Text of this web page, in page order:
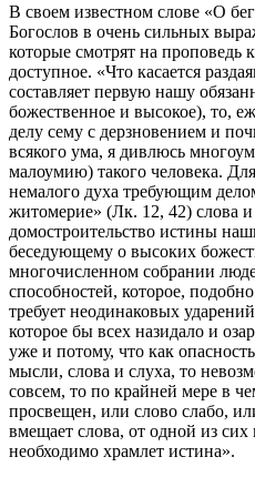
В своем известном слове «О
Богослов в очень сильных
которые смотрят на проповедь
доступное. «Что касается
составляет первую нашу
божественное и высокое), то,
делу сему с дерзновением и
всякого ума, я дивлюсь
малоумию) такого человека.
немалого духа требующим
житомерие» (Лк. 12, 42) слова
домостроительство истины
беседующему о высоких
многочисленном собрании
способностей, которое,
требует неодинаковых
которое бы всех назидало и
уже и потому, что как
мысли, слова и слуха, то
совсем, то по крайней мере в
просвещен, или слово слабо,
вмещает слова, от одной из
необходимо храмлет истина».